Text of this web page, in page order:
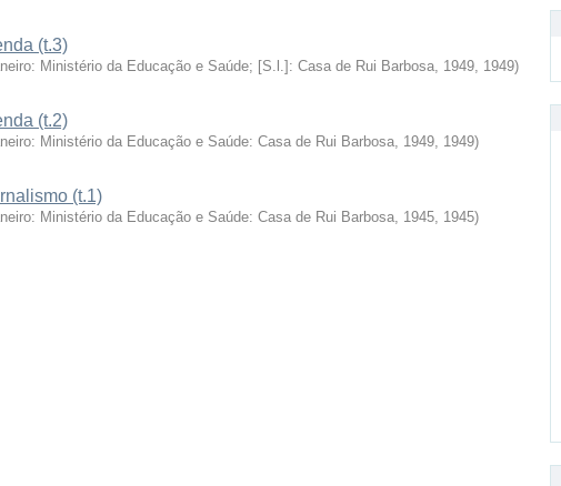
(t.3)
Ministério da Educação e Saúde; [S.l.]: Casa de Rui Barbosa, 1949, 1949)
(t.2)
Ministério da Educação e Saúde: Casa de Rui Barbosa, 1949, 1949)
(t.1)
Ministério da Educação e Saúde: Casa de Rui Barbosa, 1945, 1945)